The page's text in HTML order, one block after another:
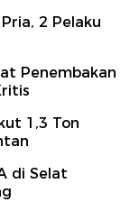
2 Pelaku
Penembakan
1,3 Ton
di Selat